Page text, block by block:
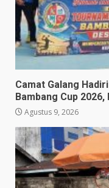
Camat Galang
Bambang Cup
Agustus 9, 2026